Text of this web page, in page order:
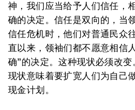
神，我们应当给予人们信任，
确的决定。信任是双向的，当
信任危机时，他们对普通民众
直以来，领袖们都不愿意相信
确”的决定。这种现状必须改
现状意味着要扩宽人们为自己
现金计划。